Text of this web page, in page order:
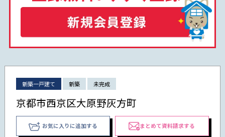
新築一戸建て 新築 未完成
京都市西京区大原野灰方町
お気に入りに追加する まとめて資料請求する